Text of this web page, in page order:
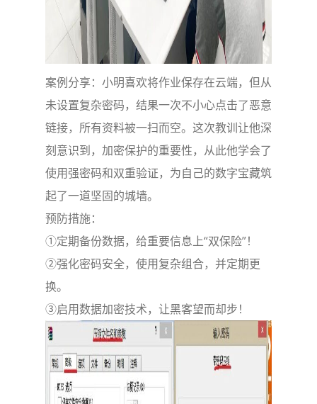
案例分享：小明喜欢将作业保存在云端，但从
未设置复杂密码，结果一次不小心点击了恶意
链接，所有资料被一扫而空。这次教训让他深
刻意识到，加密保护的重要性，从此他学会了
使用强密码和双重验证，为自己的数字宝藏筑
起了一道坚固的城墙。
预防措施：
①定期备份数据，给重要信息上“双保险”！
②强化密码安全，使用复杂组合，并定期更
换。
③启用数据加密技术，让黑客望而却步！